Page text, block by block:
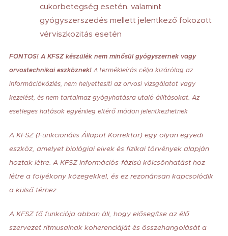
cukorbetegség esetén, valamint
gyógyszerszedés mellett jelentkező fokozott
vérviszkozitás esetén
FONTOS! A KFSZ készülék nem minősül gyógyszernek vagy
orvostechnikai eszköznek! A termékleírás célja kizárólag az
információközlés, nem helyettesíti az orvosi vizsgálatot vagy
kezelést, és nem tartalmaz gyógyhatásra utaló állításokat. Az
esetleges hatások egyénileg eltérő módon jelentkezhetnek
A KFSZ (Funkcionális Állapot Korrektor) egy olyan egyedi
eszköz, amelyet biológiai elvek és fizikai törvények alapján
hoztak létre. A KFSZ információs-fázisú kölcsönhatást hoz
létre a folyékony közegekkel, és ez rezonánsan kapcsolódik
a külső térhez.
A KFSZ fő funkciója abban áll, hogy elősegítse az élő
szervezet ritmusainak koherenciáját és összehangolását a